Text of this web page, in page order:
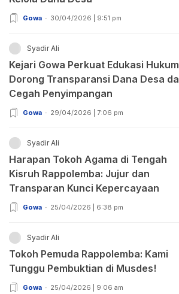
Gowa 30/04/2026 | 9:51 pm
Syadir Ali
Kejari Gowa Perkuat Edukasi
Dorong Transparansi Dana Desa
Cegah Penyimpangan
Gowa 29/04/2026 | 7:06 pm
Syadir Ali
Harapan Tokoh Agama di Tengah
Kisruh Rappolemba: Jujur dan
Transparan Kunci Kepercayaan
Gowa 25/04/2026 | 6:38 pm
Syadir Ali
Tokoh Pemuda Rappolemba: Kami
Tunggu Pembuktian di Musdes!
Gowa 25/04/2026 | 9:06 am